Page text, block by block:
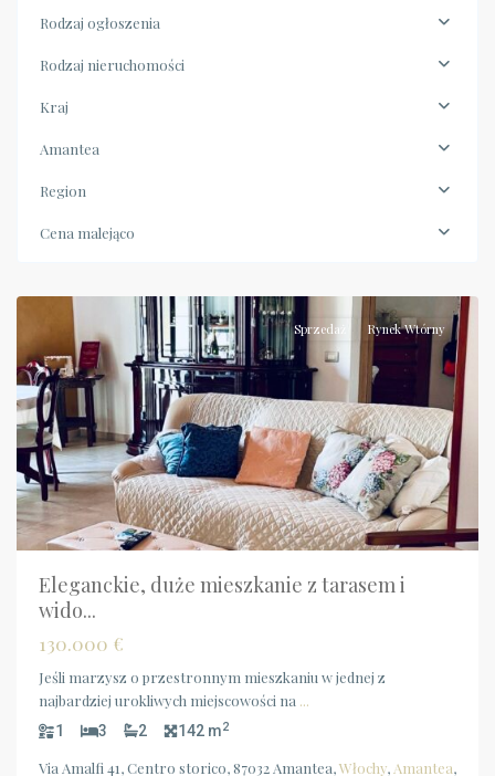
Rodzaj ogłoszenia
Rodzaj nieruchomości
Kraj
Amantea
Region
Cena malejąco
Sprzedaż Rynek Wtórny
Eleganckie, duże mieszkanie z tarasem i
wido...
130.000 €
Jeśli marzysz o przestronnym mieszkaniu w jednej z
najbardziej urokliwych miejscowości na ...
1 3 2 142 m2
Via Amalfi 41, Centro storico, 87032 Amantea,Włochy, Amantea,